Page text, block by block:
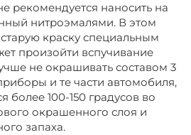
рекомендуется наносить на
нитроэмалями. В этом
краску специальным
произойти вспучивание
не окрашивать составом 3
и те части автомобиля,
более 100-150 градусов во
окрашенного слоя и
запаха.